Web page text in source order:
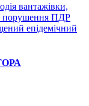
вантажівки,
порушення ПДР
епідемічний